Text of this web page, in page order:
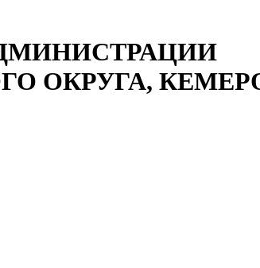
ОКРУГА,